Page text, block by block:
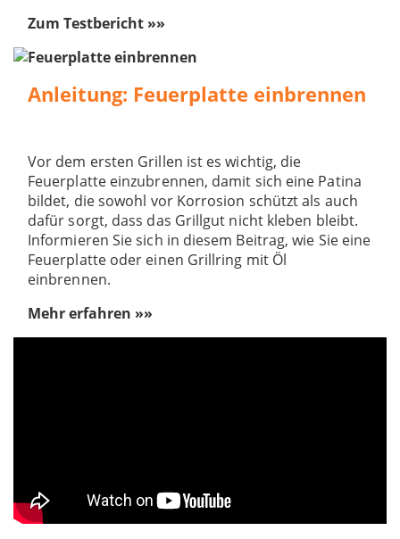
Zum Testbericht »»
Anleitung: Feuerplatte einbrennen
Vor dem ersten Grillen ist es wichtig, die
Feuerplatte einzubrennen, damit sich eine Patina
bildet, die sowohl vor Korrosion schützt als auch
dafür sorgt, dass das Grillgut nicht kleben bleibt.
Informieren Sie sich in diesem Beitrag, wie Sie eine
Feuerplatte oder einen Grillring mit Öl
einbrennen.
Mehr erfahren »»